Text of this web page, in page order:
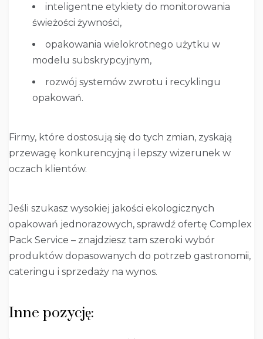
inteligentne etykiety do monitorowania
świeżości żywności,
opakowania wielokrotnego użytku w
modelu subskrypcyjnym,
rozwój systemów zwrotu i recyklingu
opakowań.
Firmy, które dostosują się do tych zmian, zyskają
przewagę konkurencyjną i lepszy wizerunek w
oczach klientów.
Jeśli szukasz wysokiej jakości ekologicznych
opakowań jednorazowych, sprawdź ofertę Complex
Pack Service – znajdziesz tam szeroki wybór
produktów dopasowanych do potrzeb gastronomii,
cateringu i sprzedaży na wynos.
Inne pozycję: